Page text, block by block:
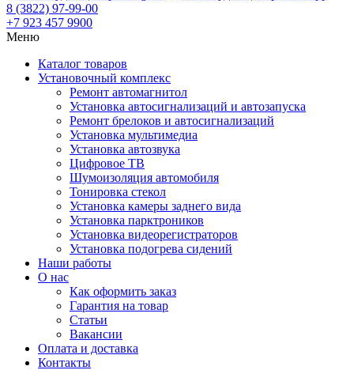
8 (3822) 97-99-00
+7 923 457 9900
Меню
Каталог товаров
Установочный комплекс
Ремонт автомагнитол
Установка автосигнализаций и автозапуска
Ремонт брелоков и автосигнализаций
Установка мультимедиа
Установка автозвука
Цифровое ТВ
Шумоизоляция автомобиля
Тонировка стекол
Установка камеры заднего вида
Установка парктроников
Установка видеорегистраторов
Установка подогрева сидений
Наши работы
О нас
Как оформить заказ
Гарантия на товар
Статьи
Вакансии
Оплата и доставка
Контакты